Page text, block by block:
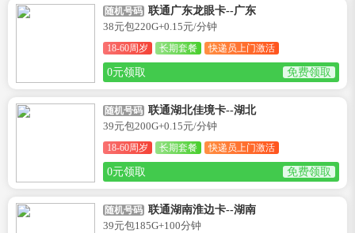
随机号码 联通广东龙眼卡--广东
38元包220G+0.15元/分钟
18-60周岁 长期套餐 快递员上门激活
0元领取 免费领取
随机号码 联通湖北佳境卡--湖北
39元包200G+0.15元/分钟
18-60周岁 长期套餐 快递员上门激活
0元领取 免费领取
随机号码 联通湖南淮边卡--湖南
39元包185G+100分钟